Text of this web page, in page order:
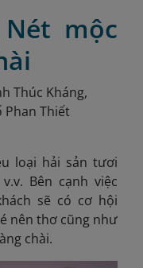
mộc
Thúc Kháng,
Phan Thiết
loại hải sản tươi
Bên cạnh việc
sẽ có cơ hội
nên thơ cũng như
chài.